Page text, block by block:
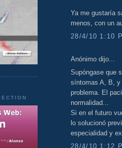
Ya me gustaría
menos, con un
28/4/10 1:10
Anónimo dijo...
Supóngase que
síntomas A, B, y
problema. El
normalidad...
Si en el futuro
lo solucionó
especialidad y
28/4/10 1:12